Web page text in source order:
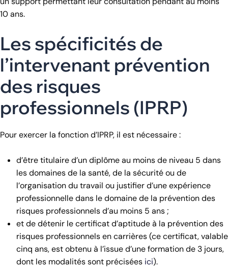
10 ans.
Les spécificités de
l’intervenant prévention
des risques
professionnels (IPRP)
Pour exercer la fonction d’IPRP, il est nécessaire :
d’être titulaire d’un diplôme au moins de niveau 5 dans
les domaines de la santé, de la sécurité ou de
l’organisation du travail ou justifier d’une expérience
professionnelle dans le domaine de la prévention des
risques professionnels d’au moins 5 ans ;
et de détenir le certificat d’aptitude à la prévention des
risques professionnels en carrières (ce certificat, valable
cinq ans, est obtenu à l’issue d’une formation de 3 jours,
dont les modalités sont précisées ici).